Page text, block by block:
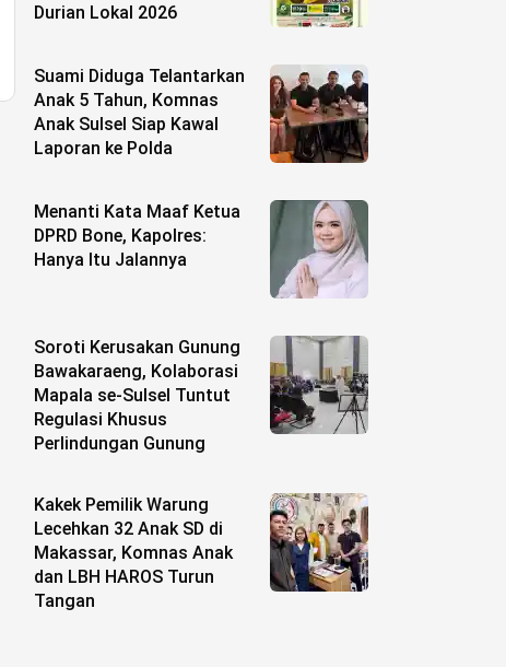
Durian Lokal 2026
Suami Diduga Telantarkan
Anak 5 Tahun, Komnas
Anak Sulsel Siap Kawal
Laporan ke Polda
Menanti Kata Maaf Ketua
DPRD Bone, Kapolres:
Hanya Itu Jalannya
Soroti Kerusakan Gunung
Bawakaraeng, Kolaborasi
Mapala se-Sulsel Tuntut
Regulasi Khusus
Perlindungan Gunung
Kakek Pemilik Warung
Lecehkan 32 Anak SD di
Makassar, Komnas Anak
dan LBH HAROS Turun
Tangan